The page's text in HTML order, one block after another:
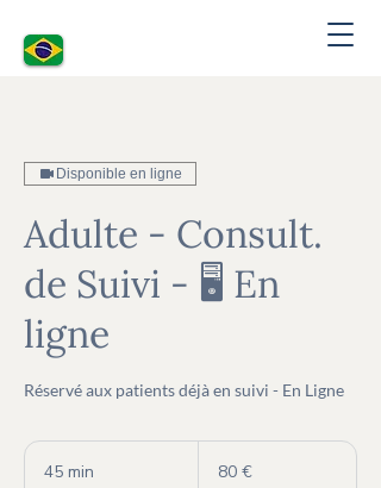
Disponible en ligne
Adulte - Consult.
de Suivi - 🖥 En
ligne
Réservé aux patients déjà en suivi - En Ligne
45 min 80 €